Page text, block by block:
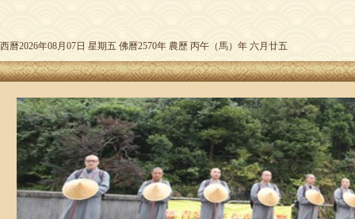
西曆2026年08月07日 星期五 佛曆2570年 農歷 丙午（馬）年 六月廿五